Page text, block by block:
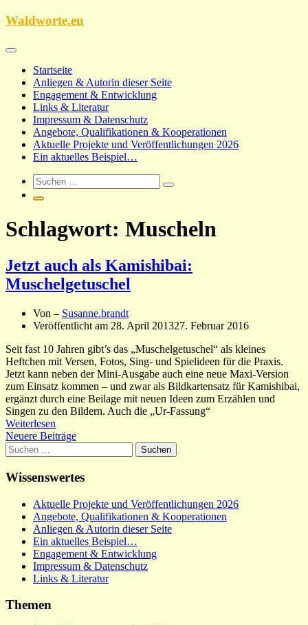
Zum
Waldworte.eu
Startseite
Anliegen & Autorin dieser Seite
Engagement & Entwicklung
Links & Literatur
Impressum & Datenschutz
Angebote, Qualifikationen & Kooperationen
Aktuelle Projekte und Veröffentlichungen 2026
Ein aktuelles Beispiel…
Schlagwort: Muscheln
Jetzt auch als Kamishibai:
Muschelgetuschel
Von – Susanne.brandt
Veröffentlicht am 28. April 201327. Februar 2016
Seit fast 10 Jahren gibt’s das „Muschelgetuschel“ als kleines
Heftchen mit Versen, Fotos, Sing- und Spielideen für die Praxis.
Jetzt kann neben der Mini-Ausgabe auch eine neue Maxi-Version
zum Einsatz kommen – und zwar als Bildkartensatz für Kamishibai,
ergänzt durch eine Beilage mit neuen Ideen zum Erzählen und
Singen zu den Bildern. Auch die „Ur-Fassung“
Weiterlesen
Beitragsnavigation
Neuere Beiträge
Suchen
nach:
Wissenswertes
Aktuelle Projekte und Veröffentlichungen 2026
Angebote, Qualifikationen & Kooperationen
Anliegen & Autorin dieser Seite
Ein aktuelles Beispiel…
Engagement & Entwicklung
Impressum & Datenschutz
Links & Literatur
Themen